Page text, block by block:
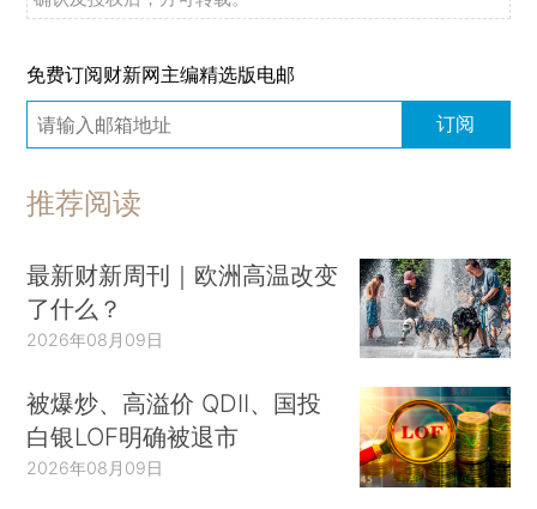
免费订阅财新网主编精选版电邮
订阅
推荐阅读
最新财新周刊｜欧洲高温改变
了什么？
2026年08月09日
被爆炒、高溢价 QDII、国投
白银LOF明确被退市
2026年08月09日